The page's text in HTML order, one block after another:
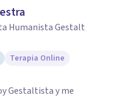
Humanista Gestalt
Terapia Online
Gestaltista y me